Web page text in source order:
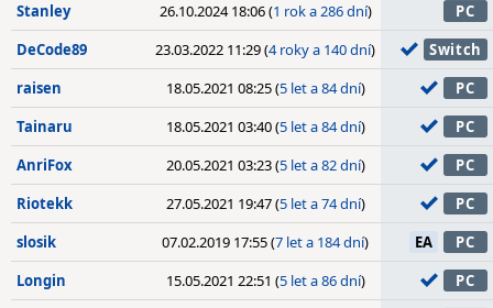
Stanley
26.10.2024 18:06 (1 rok a 286 dní)
PC
DeCode89
23.03.2022 11:29 (4 roky a 140 dní)
Switch
raisen
18.05.2021 08:25 (5 let a 84 dní)
PC
Tainaru
18.05.2021 03:40 (5 let a 84 dní)
PC
AnriFox
20.05.2021 03:23 (5 let a 82 dní)
PC
Riotekk
27.05.2021 19:47 (5 let a 74 dní)
PC
slosik
07.02.2019 17:55 (7 let a 184 dní) EA
PC
Longin
15.05.2021 22:51 (5 let a 86 dní)
PC